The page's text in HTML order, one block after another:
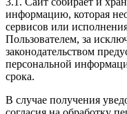
информацию, которая
сервисов или
Пользователем, за
законодательством
персональной
срока.
В случае получения